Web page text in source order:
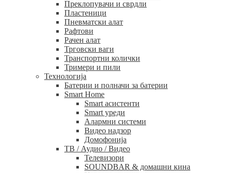
Преклопувачи и сврдли
Пластеници
Пневматски алат
Рафтови
Рачен алат
Трговски ваги
Транспортни колички
Тримери и пили
Технологија
Батерии и полначи за батерии
Smart Home
Smart асистенти
Smart уреди
Алармни системи
Видео надзор
Домофонија
ТВ / Аудио / Видео
Телевизори
SOUNDBAR & домашни кина